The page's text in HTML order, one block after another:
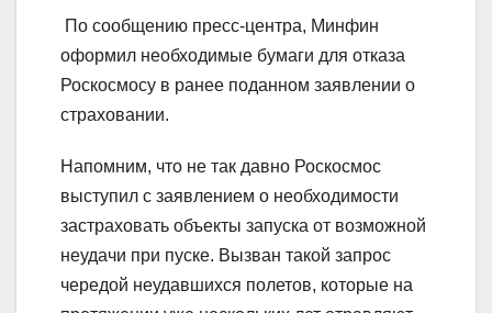
По сообщению пресс-центра, Минфин
оформил необходимые бумаги для отказа
Роскосмосу в ранее поданном заявлении о
страховании.
Напомним, что не так давно Роскосмос
выступил с заявлением о необходимости
застраховать объекты запуска от возможной
неудачи при пуске. Вызван такой запрос
чередой неудавшихся полетов, которые на